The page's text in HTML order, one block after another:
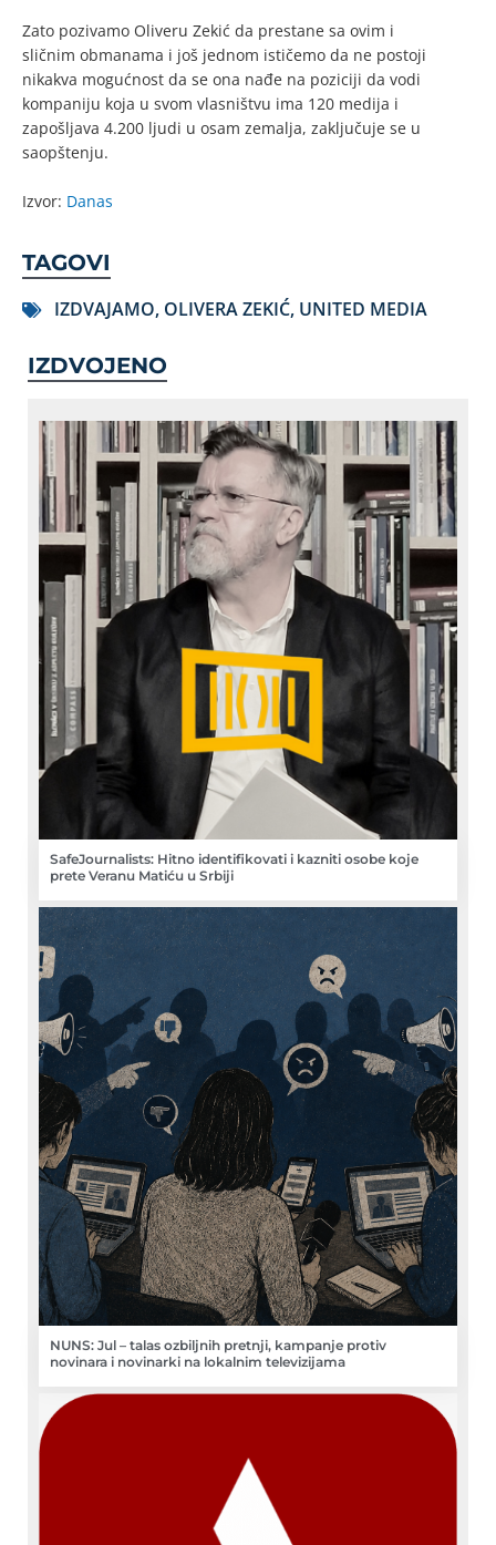
Zato pozivamo Oliveru Zekić da prestane sa ovim i
sličnim obmanama i još jednom ističemo da ne postoji
nikakva mogućnost da se ona nađe na poziciji da vodi
kompaniju koja u svom vlasništvu ima 120 medija i
zapošljava 4.200 ljudi u osam zemalja, zaključuje se u
saopštenju.
Izvor: Danas
TAGOVI
IZDVAJAMO, OLIVERA ZEKIĆ, UNITED MEDIA
IZDVOJENO
SafeJournalists: Hitno identifikovati i kazniti osobe koje
prete Veranu Matiću u Srbiji
NUNS: Jul – talas ozbiljnih pretnji, kampanje protiv
novinara i novinarki na lokalnim televizijama